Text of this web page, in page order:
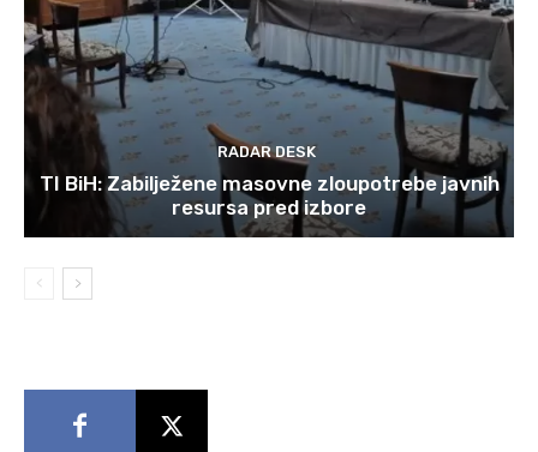
RADAR DESK
TI BiH: Zabilježene masovne zloupotrebe javnih
resursa pred izbore